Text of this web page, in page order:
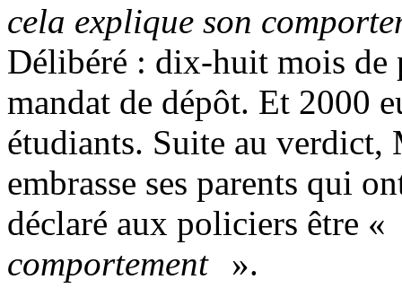
cela explique son
Délibéré : dix-huit mois de
mandat de dépôt. Et 2000
étudiants. Suite au verdict,
embrasse ses parents qui
déclaré aux policiers être «
comportement
».